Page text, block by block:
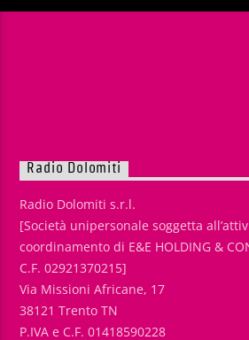
Radio Dolomiti
Radio Dolomiti s.r.l.
[Società unipersonale soggetta
coordinamento di E&E HOLDING &
C.F. 02921370215]
Via Missioni Africane, 17
38121 Trento TN
P.IVA e C.F. 01418590228